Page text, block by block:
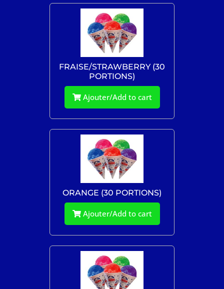
FRAISE/STRAWBERRY (30
PORTIONS)
Ajouter/Add to cart
ORANGE (30 PORTIONS)
Ajouter/Add to cart